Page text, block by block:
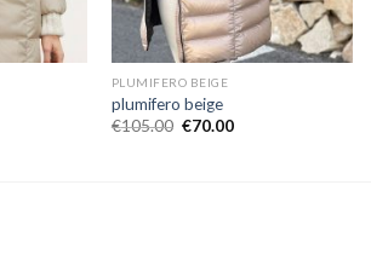
PLUMIFERO BEIGE
plumifero beige
€105.00 €70.00